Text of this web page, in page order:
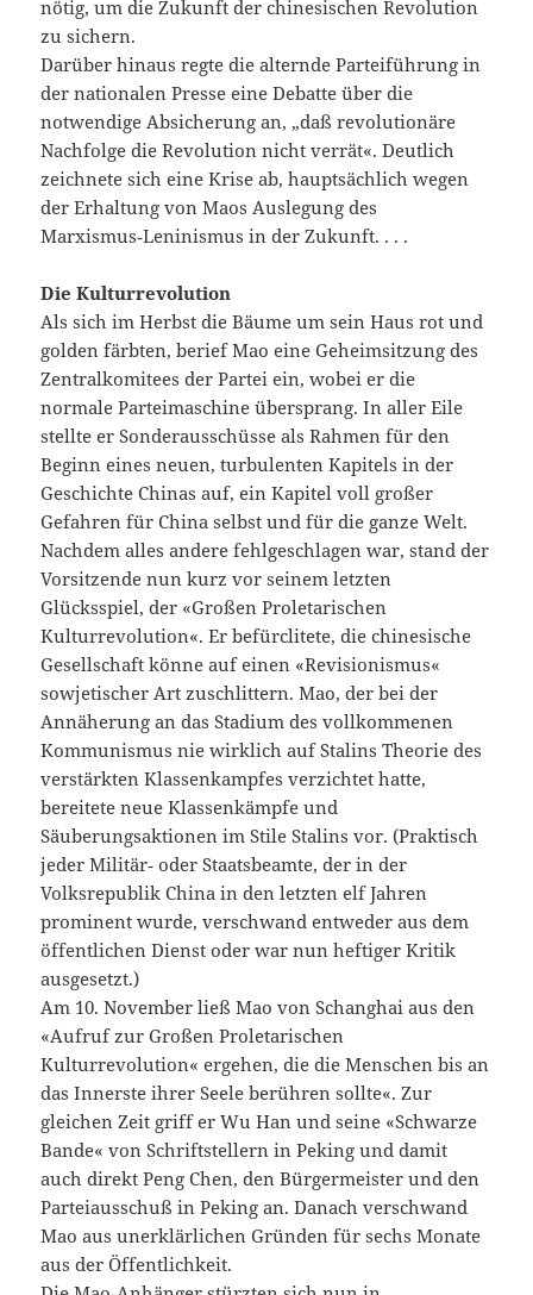
nötig, um die Zukunft der chinesischen Revolution
zu sichern.
Darüber hinaus regte die alternde Parteiführung in
der nationalen Presse eine Debatte über die
notwendige Absicherung an, „daß revolutionäre
Nachfolge die Revolution nicht verrät«. Deutlich
zeichnete sich eine Krise ab, hauptsächlich wegen
der Erhaltung von Maos Auslegung des
Marxismus‑Leninismus in der Zukunft. . . .
Die Kulturrevolution
Als sich im Herbst die Bäume um sein Haus rot und
golden färbten, berief Mao eine Geheimsitzung des
Zentralkomitees der Partei ein, wobei er die
normale Parteimaschine übersprang. In aller Eile
stellte er Sonderausschüsse als Rahmen für den
Beginn eines neuen, turbulenten Kapitels in der
Geschichte Chinas auf, ein Kapitel voll großer
Gefahren für China selbst und für die ganze Welt.
Nachdem alles andere fehlgeschlagen war, stand der
Vorsitzende nun kurz vor seinem letzten
Glücksspiel, der «Großen Proletarischen
Kulturrevolution«. Er befürclitete, die chinesische
Gesellschaft könne auf einen «Revisionismus«
sowjetischer Art zuschlittern. Mao, der bei der
Annäherung an das Stadium des vollkommenen
Kommunismus nie wirklich auf Stalins Theorie des
verstärkten Klassenkampfes verzichtet hatte,
bereitete neue Klassenkämpfe und
Säuberungsaktionen im Stile Stalins vor. (Praktisch
jeder Militär‑ oder Staatsbeamte, der in der
Volksrepublik China in den letzten elf Jahren
prominent wurde, verschwand entweder aus dem
öffentlichen Dienst oder war nun heftiger Kritik
ausgesetzt.)
Am 10. November ließ Mao von Schanghai aus den
«Aufruf zur Großen Proletarischen
Kulturrevolution« ergehen, die die Menschen bis an
das Innerste ihrer Seele berühren sollte«. Zur
gleichen Zeit griff er Wu Han und seine «Schwarze
Bande« von Schriftstellern in Peking und damit
auch direkt Peng Chen, den Bürgermeister und den
Parteiausschuß in Peking an. Danach verschwand
Mao aus unerklärlichen Gründen für sechs Monate
aus der Öffentlichkeit.